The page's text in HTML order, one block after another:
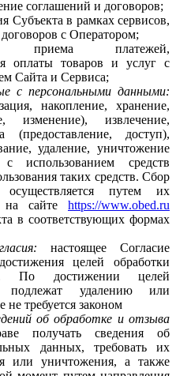
соглашений и договоров;
Субъекта в рамках сервисов,
с Оператором;
приема платежей,
оплаты товаров и услуг с
Сайта и Сервиса;
с персональными данными:
накопление, хранение,
изменение), извлечение,
(предоставление, доступ),
удаление, уничтожение
использованием средств
таких средств. Сбор
путем их
на сайте https://www.obed.ru
в соответствующих формах
настоящее Согласие
целей обработки
По достижении целей
подлежат удалению или
требуется законом
об обработке и отзыва
получать сведения об
данных, требовать их
или уничтожения, а также